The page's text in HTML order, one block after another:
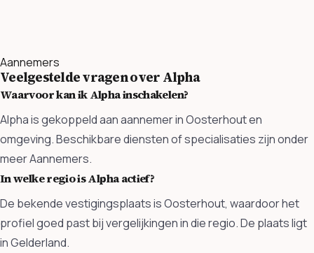
Aannemers
Veelgestelde vragen over Alpha
Waarvoor kan ik Alpha inschakelen?
Alpha is gekoppeld aan aannemer in Oosterhout en
omgeving. Beschikbare diensten of specialisaties zijn onder
meer Aannemers.
In welke regio is Alpha actief?
De bekende vestigingsplaats is Oosterhout, waardoor het
profiel goed past bij vergelijkingen in die regio. De plaats ligt
in Gelderland.